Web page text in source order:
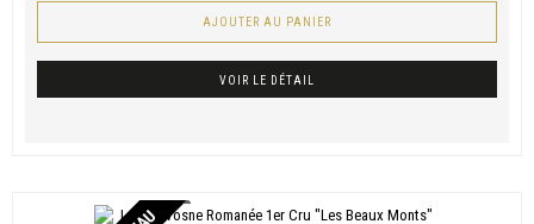
AJOUTER AU PANIER
VOIR LE DÉTAIL